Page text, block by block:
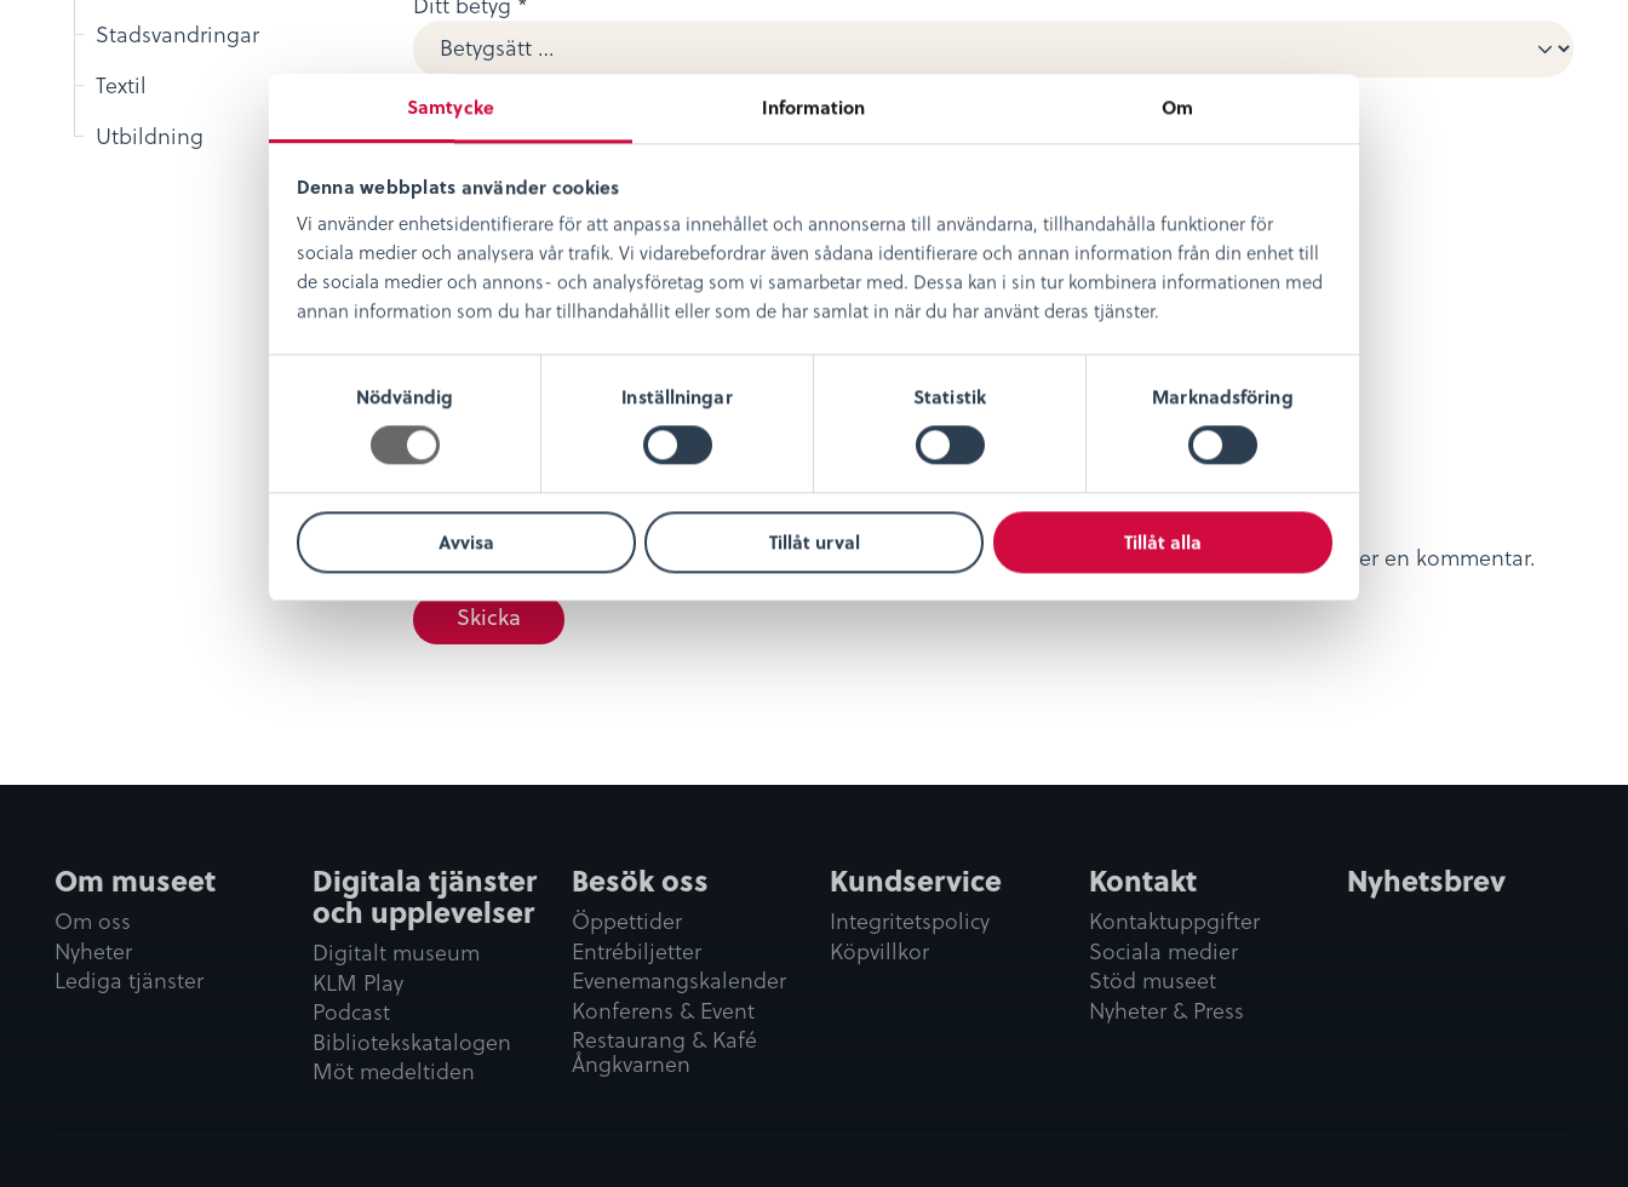
Samtycke Information Om
Denna webbplats använder cookies
Vi använder enhetsidentifierare för att anpassa innehållet och annonserna till användarna, tillhandahålla funktioner för
sociala medier och analysera vår trafik. Vi vidarebefordrar även sådana identifierare och annan information från din enhet till
de sociala medier och annons- och analysföretag som vi samarbetar med. Dessa kan i sin tur kombinera informationen med
annan information som du har tillhandahållit eller som de har samlat in när du har använt deras tjänster.
s
Nödvändig Inställningar Statistik Marknadsföring
Avvisa Tillåt urval Tillåt alla
Stadsvandringar
Textil
Utbildning
Namn*
E-post
Spara mitt namn, min e-postadress och webbplats i denna webbläsare till nästa gång jag skriver en kommentar.
Om museet
Om oss
Nyheter
Lediga tjänster
Digitala tjänster
och upplevelser
Digitalt museum
KLM Play
Podcast
Bibliotekskatalogen
Möt medeltiden
Besök oss
Öppettider
Entrébiljetter
Evenemangskalender
Konferens & Event
Restaurang & Kafé
Ångkvarnen
Kundservice
Integritetspolicy
Köpvillkor
Kontakt
Kontaktuppgifter
Sociala medier
Stöd museet
Nyheter & Press
Nyhetsbrev